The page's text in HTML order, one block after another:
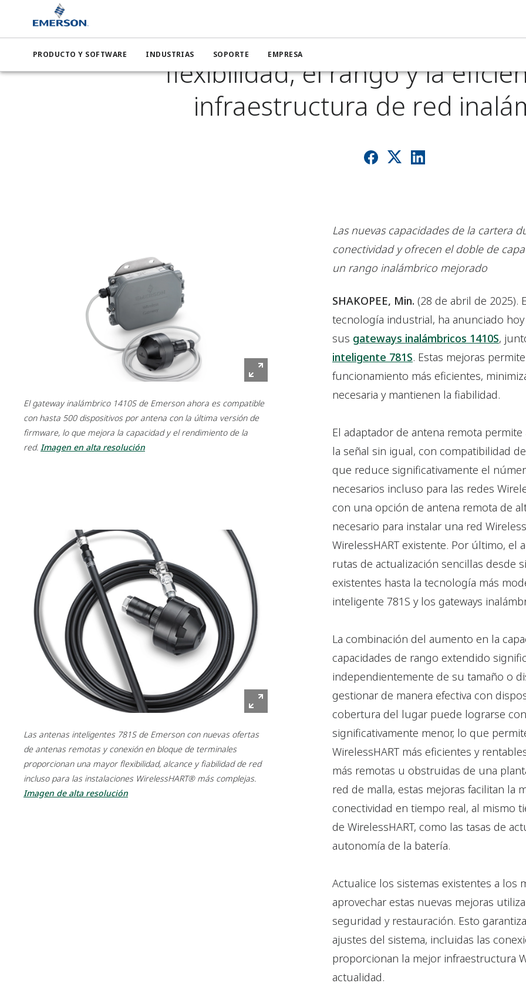
PRODUCTO Y SOFTWARE INDUSTRIAS SOPORTE EMPRESA
Emerson mejora la
flexibilidad, el rango y la
infraestructura de red
El gateway inalámbrico 1410S de Emerson ahora es compatible
con hasta 500 dispositivos por antena con la última versión de
firmware, lo que mejora la capacidad y el rendimiento de la
red. Imagen en alta resolución
Las antenas inteligentes 781S de Emerson con nuevas ofertas
de antenas remotas y conexión en bloque de terminales
proporcionan una mayor flexibilidad, alcance y fiabilidad de red
incluso para las instalaciones WirelessHART® más complejas.
Imagen de alta resolución
Las nuevas capacidades de la cartera
conectividad y ofrecen el doble de
un rango inalámbrico mejorado
SHAKOPEE, Min. (28 de abril de
tecnología industrial, ha anunciado
sus gateways inalámbricos 1410S,
inteligente 781S. Estas mejoras
funcionamiento más eficientes,
necesaria y mantienen la fiabilidad.
El adaptador de antena remota
la señal sin igual, con compatibilidad
que reduce significativamente el
necesarios incluso para las redes
con una opción de antena remota de
necesario para instalar una red
WirelessHART existente. Por último,
rutas de actualización sencillas desde
existentes hasta la tecnología más
inteligente 781S y los gateways
La combinación del aumento en la
capacidades de rango extendido
independientemente de su tamaño o
gestionar de manera efectiva con
cobertura del lugar puede lograrse
significativamente menor, lo que
WirelessHART más eficientes y
más remotas u obstruidas de una
red de malla, estas mejoras facilitan la
conectividad en tiempo real, al mismo
de WirelessHART, como las tasas de
autonomía de la batería.
Actualice los sistemas existentes a los
aprovechar estas nuevas mejoras
seguridad y restauración. Esto
ajustes del sistema, incluidas las
proporcionan la mejor infraestructura
actualidad.